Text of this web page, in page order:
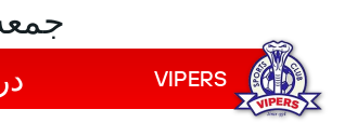
جمعه, 4
VIPERS